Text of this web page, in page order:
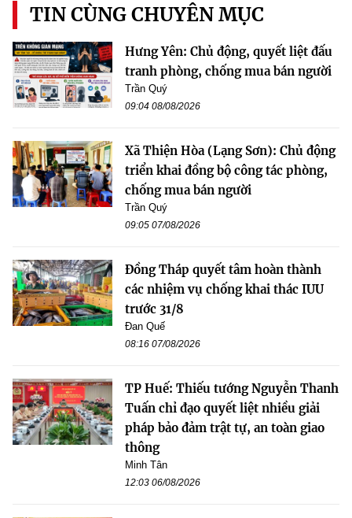
TIN CÙNG CHUYÊN MỤC
Hưng Yên: Chủ động, quyết liệt đấu
tranh phòng, chống mua bán người
Trần Quý
09:04 08/08/2026
Xã Thiện Hòa (Lạng Sơn): Chủ động
triển khai đồng bộ công tác phòng,
chống mua bán người
Trần Quý
09:05 07/08/2026
Đồng Tháp quyết tâm hoàn thành
các nhiệm vụ chống khai thác IUU
trước 31/8
Đan Quế
08:16 07/08/2026
TP Huế: Thiếu tướng Nguyễn Thanh
Tuấn chỉ đạo quyết liệt nhiều giải
pháp bảo đảm trật tự, an toàn giao
thông
Minh Tân
12:03 06/08/2026